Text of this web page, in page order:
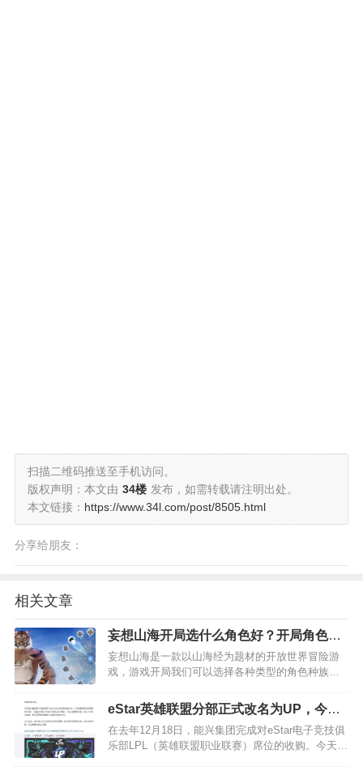
扫描二维码推送至手机访问。
版权声明：本文由 34楼 发布，如需转载请注明出处。
本文链接： https://www.34l.com/post/8505.html
分享给朋友：
相关文章
妄想山海开局选什么角色好？开局角色选
择推荐
妄想山海是一款以山海经为题材的开放世界冒险游
戏，游戏开局我们可以选择各种类型的角色种族，
来看看妄想山海的开局角色选择推荐吧。…
eStar英雄联盟分部正式改名为UP，今后
将以全新民资征战赛场
在去年12月18日，能兴集团完成对eStar电子竞技俱
乐部LPL（英雄联盟职业联赛）席位的收购。今天下